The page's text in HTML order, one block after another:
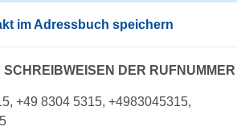
im Adressbuch speichern
SCHREIBWEISEN DER RUFNUMMER
+49 8304 5315, +4983045315,